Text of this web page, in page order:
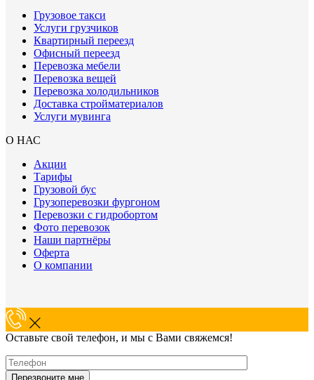
Грузовое такси
Услуги грузчиков
Квартирный переезд
Офисный переезд
Перевозка мебели
Перевозка вещей
Перевозка холодильников
Доставка стройматериалов
Услуги мувинга
О НАС
Акции
Тарифы
Грузовой бус
Грузоперевозки фургоном
Перевозки с гидробортом
Фото перевозок
Наши партнёры
Оферта
О компании
Оставьте свой телефон, и мы с Вами свяжемся!